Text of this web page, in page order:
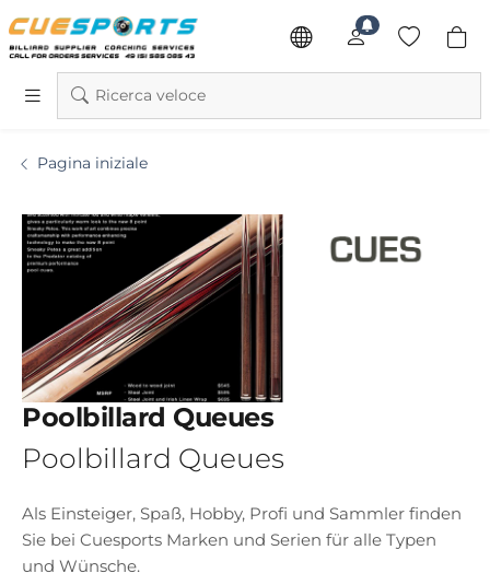
Ricerca veloce
Pagina iniziale
Poolbillard Queues
Poolbillard Queues
Als Einsteiger, Spaß, Hobby, Profi und Sammler finden
Sie bei Cuesports Marken und Serien für alle Typen
und Wünsche.